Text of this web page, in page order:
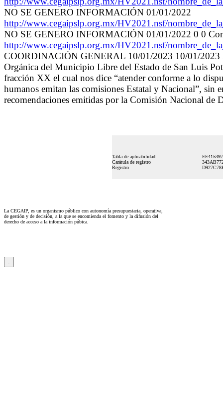
NO SE GENERO INFORMACIÓN 01/01/2022
http://www.cegaipslp.org.mx/HV2021.nsf/
NO SE GENERO INFORMACIÓN 01/01/2022 0 0
http://www.cegaipslp.org.mx/HV2021.nsf/
COORDINACIÓN GENERAL 10/01/2023 10/01/2023
Orgánica del Municipio Libre del Estado de San Luis
fracción XX el cual nos dice “atender conforme a lo
humanos emitan las comisiones Estatal y Nacional”, sin
recomendaciones emitidas por la Comisión Nacional de
Tabla de aplicabilidad
Carátula de registro
Registro
La CEGAIP, es un organismo público con autonomía presupuestaria, operativa,
de gestión y de decisión, a la que se encomienda el fomento y la difusión del
derecho de acceso a la información púbica.